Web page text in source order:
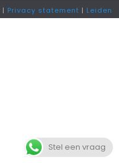
Privacy statement | Leiden
Stel een vraag